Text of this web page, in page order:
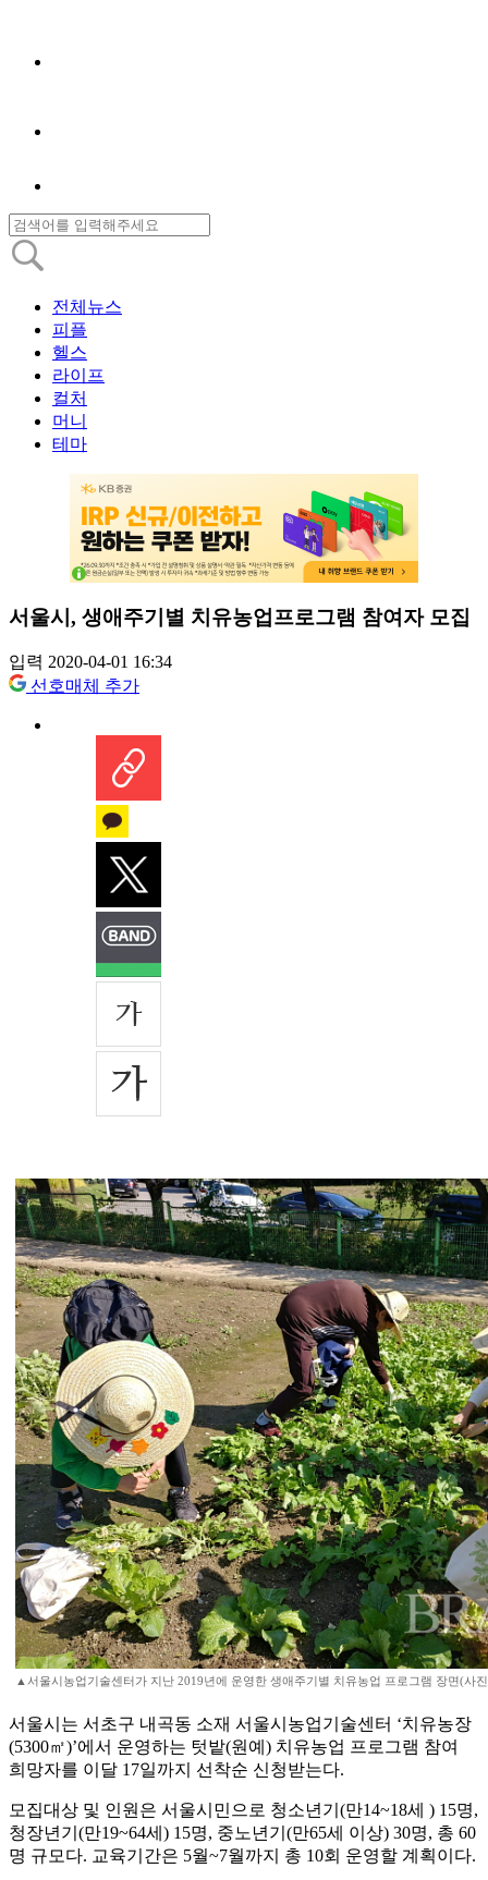
전체뉴스
피플
헬스
라이프
컬처
머니
테마
서울시, 생애주기별 치유농업프로그램 참여자 모집
입력 2020-04-01 16:34
선호매체 추가
▲서울시농업기술센터가 지난 2019년에 운영한 생애주기별 치유농업 프로그램 장면(사
서울시는 서초구 내곡동 소재 서울시농업기술센터 ‘치유농장
(5300㎡)’에서 운영하는 텃밭(원예) 치유농업 프로그램 참여
희망자를 이달 17일까지 선착순 신청받는다.
모집대상 및 인원은 서울시민으로 청소년기(만14~18세 ) 15명,
청장년기(만19~64세) 15명, 중노년기(만65세 이상) 30명, 총 60
명 규모다. 교육기간은 5월~7월까지 총 10회 운영할 계획이다.